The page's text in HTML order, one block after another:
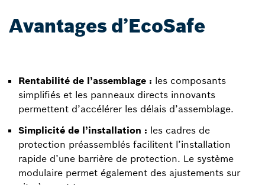
Avantages d’EcoSafe
Rentabilité de l’assemblage : les composants
simplifiés et les panneaux directs innovants
permettent d’accélérer les délais d’assemblage.
Simplicité de l’installation : les cadres de
protection préassemblés facilitent l’installation
rapide d’une barrière de protection. Le système
modulaire permet également des ajustements sur